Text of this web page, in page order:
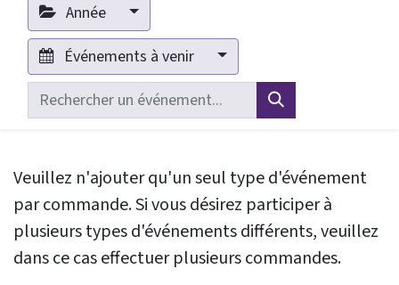
Année
Événements à venir
Veuillez n'ajouter qu'un seul type d'événement
par commande. Si vous désirez participer à
plusieurs types d'événements différents, veuillez
dans ce cas effectuer plusieurs commandes.